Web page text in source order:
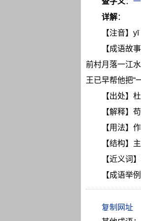
详解：
【注音】
【成语故
前村月落一江
王已早帮他把“
【出处】
【解释】
【用法】
【结构】
【近义词
【成语举